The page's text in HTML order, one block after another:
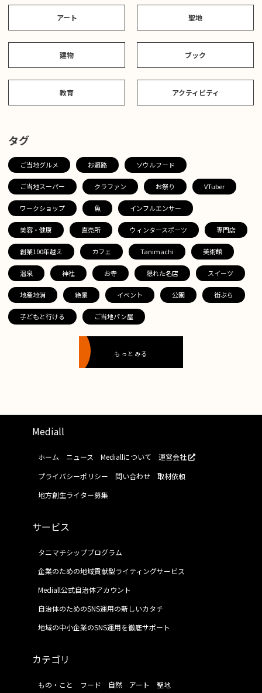
アート 聖地
建物 ブック
教育 アクティビティ
タグ
ご当地グルメ お遍路 ソウルフード
ご当地スーパー クラファン お祭り VTuber
ワークショップ 魚 インフルエンサー
美容・健康 直売所 ウィンタースポーツ 専門店
創業100年越え カフェ Tanimachi 美術館
温泉 神社 お寺 隠れた名店 スイーツ
地産地消 絶景 イベント 公園 街ぶら
子どもと行ける ご当地パン屋
もっとみる
Mediall
ホーム ニュース Mediallについて
運営会社
プライバシーポリシー
問い合わせ
取材依頼
地方創生ライター募集
サービス
タニマチシッププログラム
企業のための地域貢献型ライティングサービス
Mediall公式自治体アカウント
自治体のためのSNS運用の新しいカタチ
地域の中小企業のSNS運用を徹底サポート
カテゴリ
もの・こと フード 自然 アート 聖地